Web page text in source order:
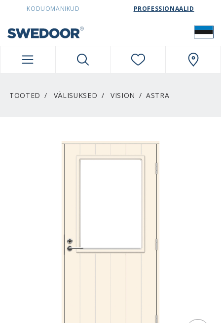
SWEDOORESTONIA NAVIGATION
KODUOMANIKUD PROFESSIONAALID
TOOTED VÄLISUKSED VISION ASTRA